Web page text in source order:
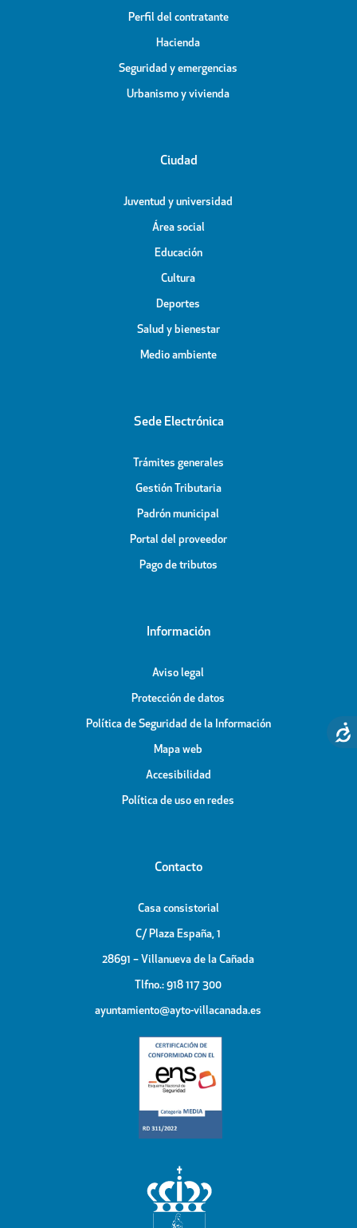
Perfil del contratante
Hacienda
Seguridad y emergencias
Urbanismo y vivienda
Ciudad
Juventud y universidad
Área social
Educación
Cultura
Deportes
Salud y bienestar
Medio ambiente
Sede Electrónica
Trámites generales
Gestión Tributaria
Padrón municipal
Portal del proveedor
Pago de tributos
Información
Aviso legal
Protección de datos
Política de Seguridad de la Información
Mapa web
Accesibilidad
Política de uso en redes
Contacto
Casa consistorial
C/ Plaza España, 1
28691 – Villanueva de la Cañada
Tlfno.: 918 117 300
ayuntamiento@ayto-villacanada.es